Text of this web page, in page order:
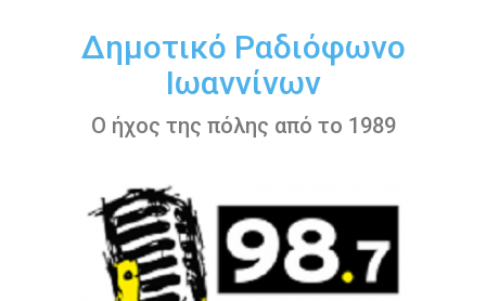
περιεχόμενοΔημοτικό Ραδιόφωνο
Ιωαννίνων
Ο ήχος της πόλης από το 1989